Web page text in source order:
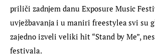
priliči zadnjem danu Exposure Music
uvježbavanja i u maniri freestylea svi su
zajedno izveli veliki hit “Stand by Me”,
festivala.